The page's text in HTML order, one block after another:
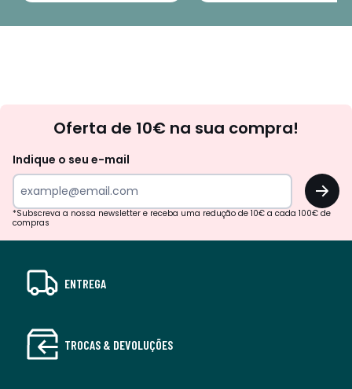
Oferta de 10€ na sua compra!
Indique o seu e-mail
OK
*Subscreva a nossa newsletter e receba uma redução de 10€ a cada 100€ de
compras
ENTREGA
TROCAS & DEVOLUÇÕES